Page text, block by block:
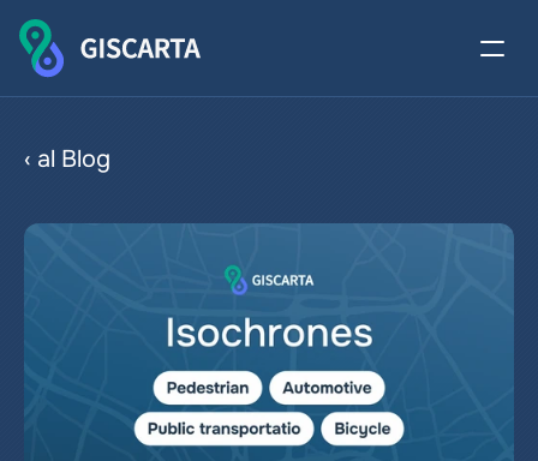
‹ al Blog